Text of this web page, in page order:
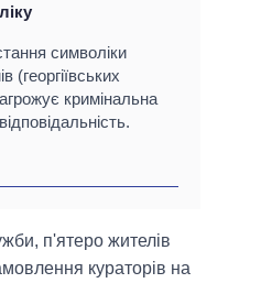
символіки
(георгіївських
кримінальна
п'ятеро жителів
кураторів на